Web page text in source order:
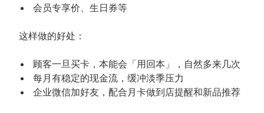
会员专享价、生日券等
这样做的好处：
顾客一旦买卡，本能会「用回本」，自然多来几次
每月有稳定的现金流，缓冲淡季压力
企业微信加好友，配合月卡做到店提醒和新品推荐